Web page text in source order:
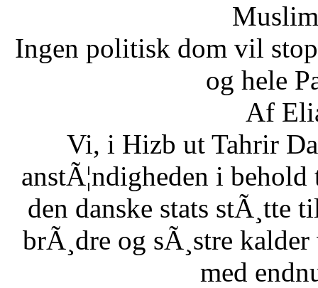
Ingen politisk dom vil
og hele
Af
Vi, i Hizb ut Tahrir
anstÃ¦ndigheden i
den danske stats stÃ¸tte
brÃ¸dre og sÃ¸stre
med